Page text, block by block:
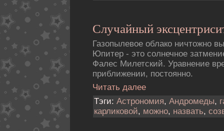
Случайный
Газопылевое облако ничтожно
Юпитер - это солнечное
Фалес Милетский. Уравнение
приближении, постоянно.
Читать далее
Тэги: Астрономия, Андромеды,
карликовой, можно, назвать,